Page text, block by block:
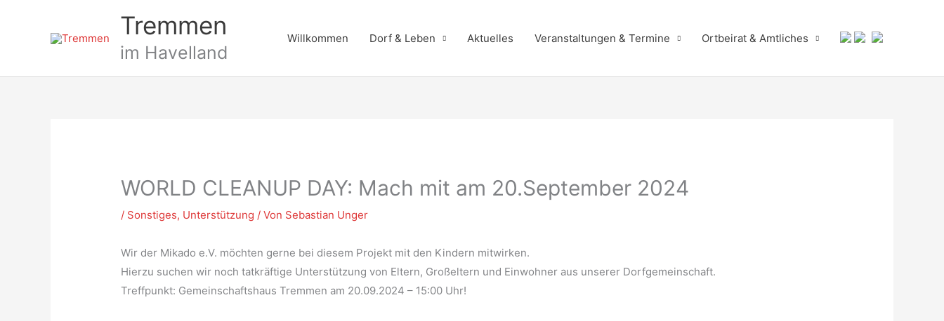
Tremmen
im Havelland
Willkommen Dorf & Leben Aktuelles Veranstaltungen & Termine Ortbeirat & Amtliches
WORLD CLEANUP DAY: Mach mit am 20.September 2024
/ Sonstiges, Unterstützung / Von Sebastian Unger
Wir der Mikado e.V. möchten gerne bei diesem Projekt mit den Kindern mitwirken.
Hierzu suchen wir noch tatkräftige Unterstützung von Eltern, Großeltern und Einwohner aus unserer Dorfgemeinschaft.
Treffpunkt: Gemeinschaftshaus Tremmen am 20.09.2024 – 15:00 Uhr!